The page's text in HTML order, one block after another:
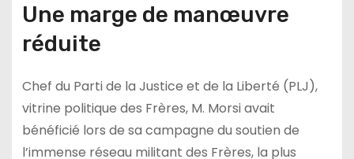
Une marge de manœuvre
réduite
Chef du Parti de la Justice et de la Liberté (PLJ),
vitrine politique des Frères, M. Morsi avait
bénéficié lors de sa campagne du soutien de
l’immense réseau militant des Frères, la plus